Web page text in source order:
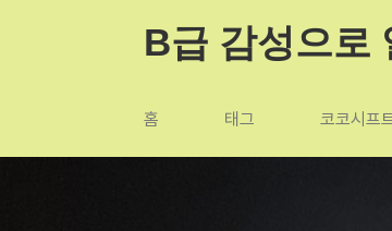
B급 감성으로
홈 태그 코코시프